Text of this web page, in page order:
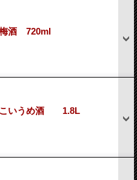
酒 720ml
いうめ酒 1.8L